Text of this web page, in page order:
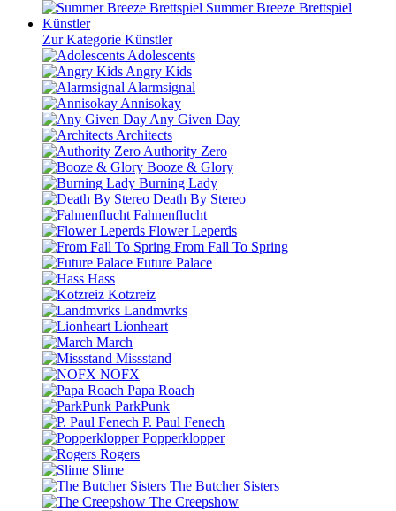
Summer Breeze Brettspiel
Künstler
Zur Kategorie Künstler
Adolescents
Angry Kids
Alarmsignal
Annisokay
Any Given Day
Architects
Authority Zero
Booze & Glory
Burning Lady
Death By Stereo
Fahnenflucht
Flower Leperds
From Fall To Spring
Future Palace
Hass
Kotzreiz
Landmvrks
Lionheart
March
Missstand
NOFX
Papa Roach
ParkPunk
P. Paul Fenech
Popperklopper
Rogers
Slime
The Butcher Sisters
The Creepshow